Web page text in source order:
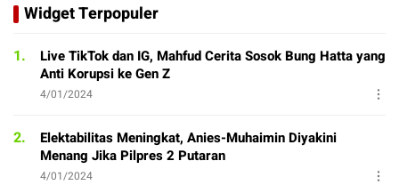
Widget Terpopuler
1.
Live TikTok dan IG, Mahfud Cerita Sosok Bung Hatta yang
Anti Korupsi ke Gen Z
4/01/2024
2.
Elektabilitas Meningkat, Anies-Muhaimin Diyakini
Menang Jika Pilpres 2 Putaran
4/01/2024